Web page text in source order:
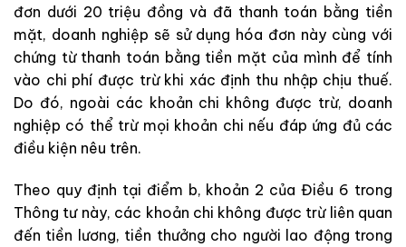
đơn dưới 20 triệu đồng và đã thanh toán bằng tiền
mặt, doanh nghiệp sẽ sử dụng hóa đơn này cùng với
chứng từ thanh toán bằng tiền mặt của mình để tính
vào chi phí được trừ khi xác định thu nhập chịu thuế.
Do đó, ngoài các khoản chi không được trừ, doanh
nghiệp có thể trừ mọi khoản chi nếu đáp ứng đủ các
điều kiện nêu trên.
Theo quy định tại điểm b, khoản 2 của Điều 6 trong
Thông tư này, các khoản chi không được trừ liên quan
đến tiền lương, tiền thưởng cho người lao động trong